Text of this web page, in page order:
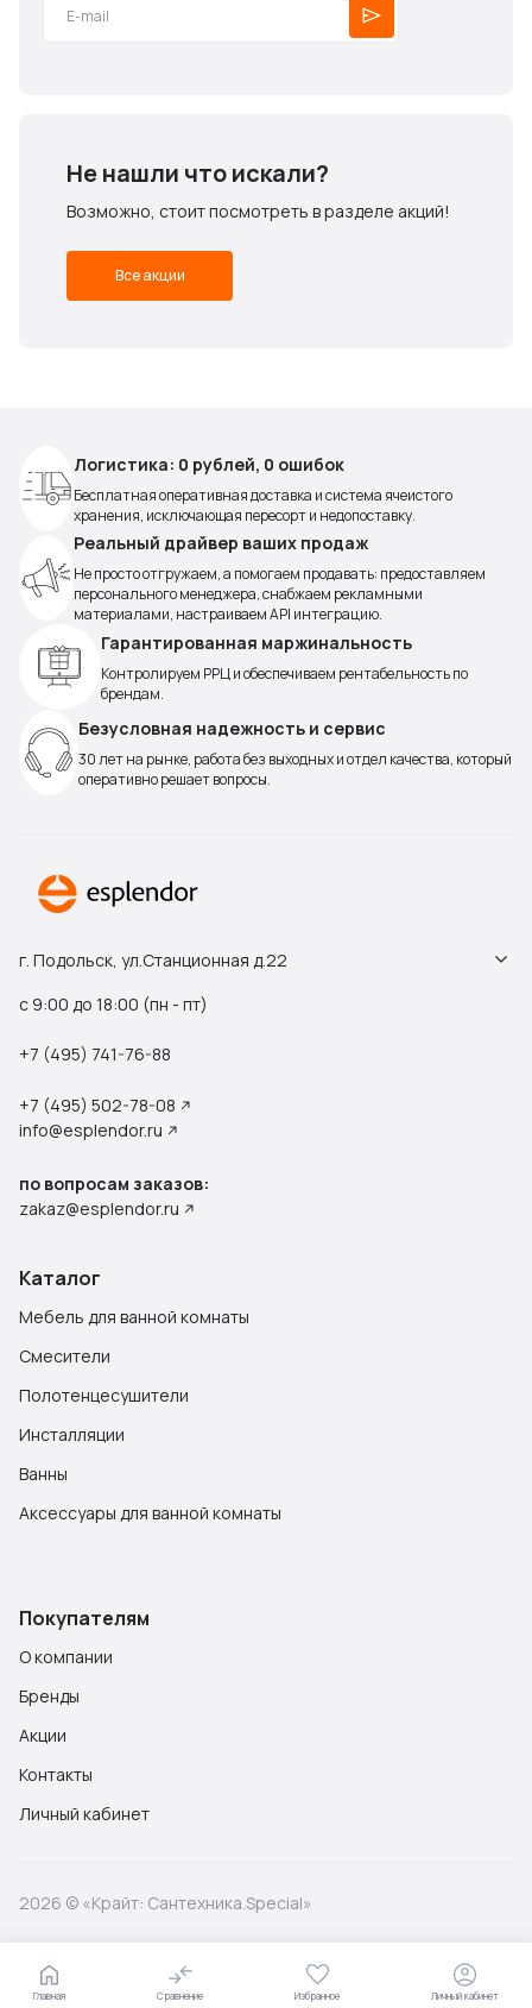
Главная Личный кабинет
Сравнение Избранное
Не нашли что искали?
Возможно, стоит посмотреть в разделе акций!
Все акции
Логистика: 0 рублей, 0 ошибок
Бесплатная оперативная доставка и система ячеистого
хранения, исключающая пересорт и недопоставку.
Реальный драйвер ваших продаж
Не просто отгружаем, а помогаем продавать: предоставляем
персонального менеджера, снабжаем рекламными
материалами, настраиваем API интеграцию.
Гарантированная маржинальность
Контролируем РРЦ и обеспечиваем рентабельность по
брендам.
Безусловная надежность и сервис
30 лет на рынке, работа без выходных и отдел качества, который
оперативно решает вопросы.
г. Подольск, ул.Станционная д.22
с 9:00 до 18:00 (пн - пт)
+7 (495) 741-76-88
+7 (495) 502-78-08
info@esplendor.ru
по вопросам заказов:
zakaz@esplendor.ru
Каталог
Мебель для ванной комнаты
Смесители
Полотенцесушители
Инсталляции
Ванны
Аксессуары для ванной комнаты
Покупателям
О компании
Бренды
Акции
Контакты
Личный кабинет
2026 © «Крайт: Сантехника.Special»